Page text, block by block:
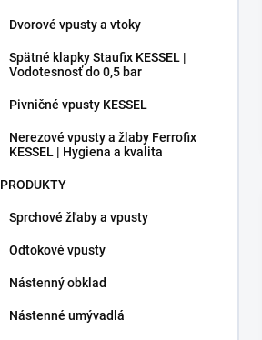
Dvorové vpusty a vtoky
Spätné klapky Staufix KESSEL |
Vodotesnosť do 0,5 bar
Pivničné vpusty KESSEL
Nerezové vpusty a žlaby Ferrofix
KESSEL | Hygiena a kvalita
PRODUKTY
Sprchové žľaby a vpusty
Odtokové vpusty
Nástenný obklad
Nástenné umývadlá